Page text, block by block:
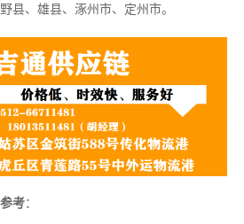
县、雄县、涿州市、定州市。
考：